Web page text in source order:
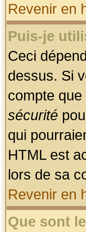
Revenir en
Puis-je
Ceci
dessus. Si
compte
sécurité
qui
HTML est
lors de sa
Revenir en
Que sont